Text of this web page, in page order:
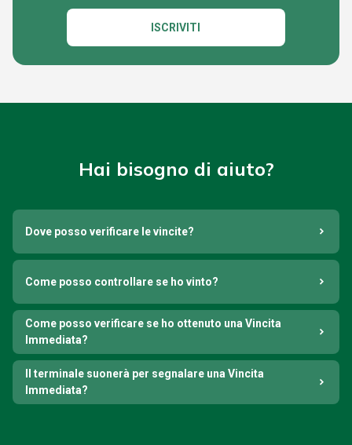
ISCRIVITI
Hai bisogno di aiuto?
Dove posso verificare le vincite?
Come posso controllare se ho vinto?
Come posso verificare se ho ottenuto una Vincita
Immediata?
Il terminale suonerà per segnalare una Vincita
Immediata?